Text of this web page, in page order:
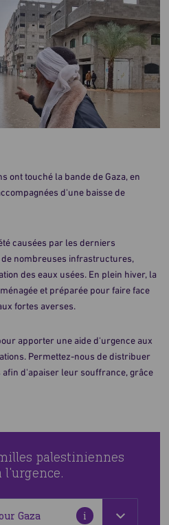
ont touché la bande de Gaza, en
d'une baisse de
causées par les derniers
nombreuses infrastructures,
des eaux usées. En plein hiver, la
et préparée pour faire face
fortes averses.
apporter une aide d'urgence aux
Permettez-nous de distribuer
d'apaiser leur souffrance, grâce
palestiniennes
l'urgence.
Plus
i